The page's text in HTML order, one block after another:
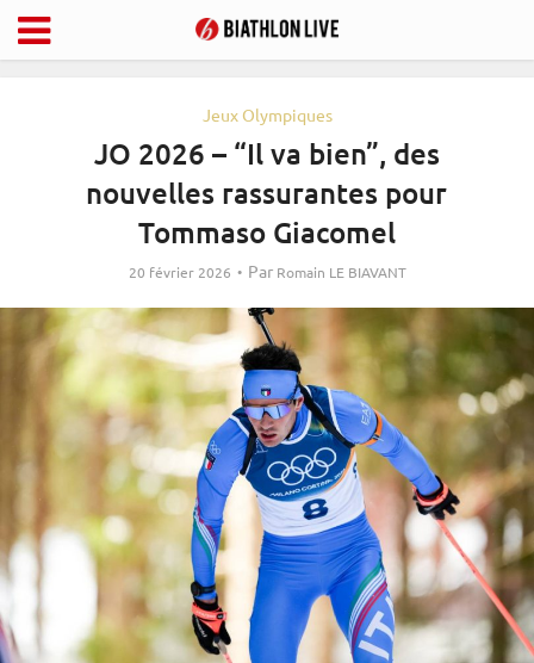
Jeux Olympiques
JO 2026 – “Il va bien”, des
nouvelles rassurantes pour
Tommaso Giacomel
20 février 2026 Par Romain LE BIAVANT